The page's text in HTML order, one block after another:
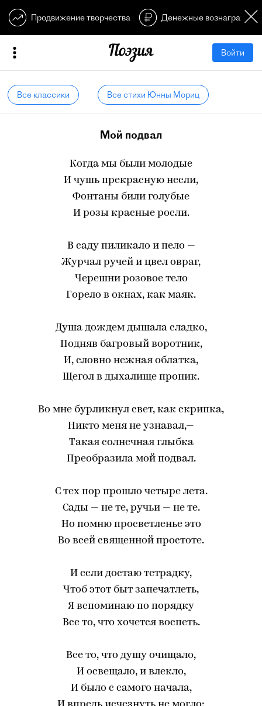
Продвижение творчества Денежные
Войти
Все классики Все стихи Юнны Мориц
Мой подвал
Когда мы были молодые
И чушь прекрасную несли,
Фонтаны били голубые
И розы красные росли.
В саду пиликало и пело —
Журчал ручей и цвел овраг,
Черешни розовое тело
Горело в окнах, как маяк.
Душа дождем дышала сладко,
Подняв багровый воротник,
И, словно нежная облатка,
Щегол в дыхалище проник.
Во мне бурликнул свет, как скрипка,
Никто меня не узнавал,—
Такая солнечная глыбка
Преобразила мой подвал.
С тех пор прошло четыре лета.
Сады — не те, ручьи — не те.
Но помню просветленье это
Во всей священной простоте.
И если достаю тетрадку,
Чтоб этот быт запечатлеть,
Я вспоминаю по порядку
Все то, что хочется воспеть.
Все то, что душу очищало,
И освещало, и влекло,
И было с самого начала,